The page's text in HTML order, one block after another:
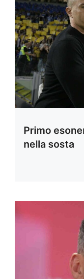
Primo
nella sosta